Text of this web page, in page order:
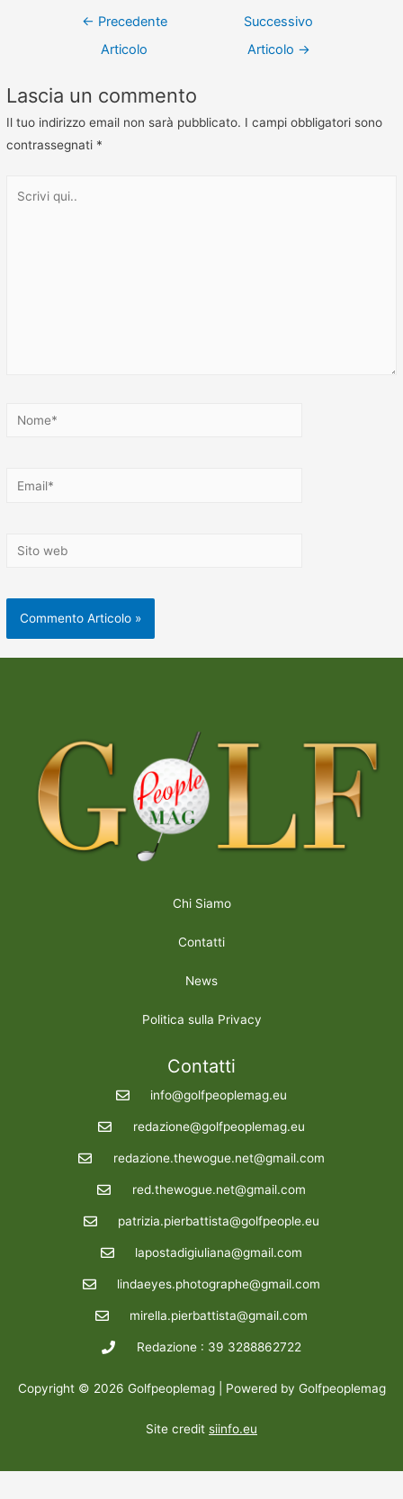
← Precedente
Articolo
Successivo
Articolo →
Lascia un commento
Il tuo indirizzo email non sarà pubblicato. I campi obbligatori sono
contrassegnati *
Chi Siamo
Contatti
News
Politica sulla Privacy
Contatti
info@golfpeoplemag.eu
redazione@golfpeoplemag.eu
redazione.thewogue.net@gmail.com
red.thewogue.net@gmail.com
patrizia.pierbattista@golfpeople.eu
lapostadigiuliana@gmail.com
lindaeyes.photographe@gmail.com
mirella.pierbattista@gmail.com
Redazione : 39 3288862722
Copyright © 2026 Golfpeoplemag | Powered by Golfpeoplemag
Site credit siinfo.eu